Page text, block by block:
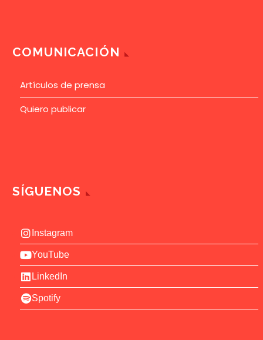
COMUNICACIÓN
Artículos de prensa
Quiero publicar
SÍGUENOS
Instagram
YouTube
LinkedIn
Spotify